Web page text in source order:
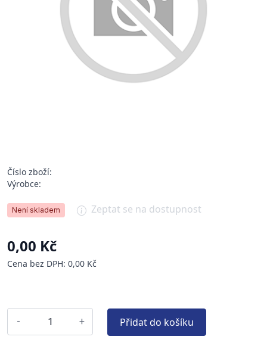
Číslo zboží:
Výrobce:
Není skladem Zeptat se na dostupnost
0,00 Kč
Cena bez DPH: 0,00 Kč
- + Přidat do košíku